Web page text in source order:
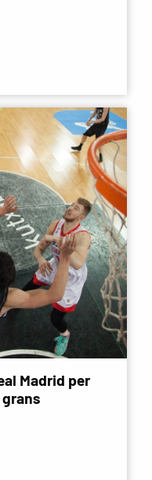
Madrid per